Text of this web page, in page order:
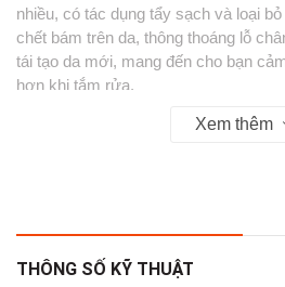
nhiều, có tác dụng tẩy sạch và loại
chết bám trên da, thông thoáng lỗ
tái tạo da mới, mang đến cho bạn
hơn khi tắm rửa.
khả năng tuần hoàn và hấp thụ
– Màu sắc : hồng- vàng - xanh.
Xem thêm
THÔNG SỐ KỸ THUẬT